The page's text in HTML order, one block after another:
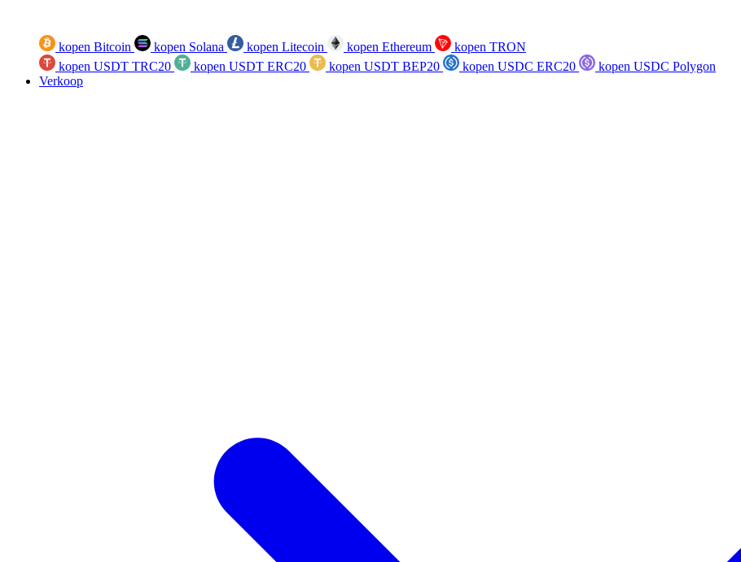
kopen Bitcoin kopen Solana kopen Litecoin kopen Ethereum
kopen TRON
kopen USDT TRC20
kopen USDT ERC20 kopen USDT BEP20 kopen USDC ERC20
kopen USDC Polygon
Verkoop